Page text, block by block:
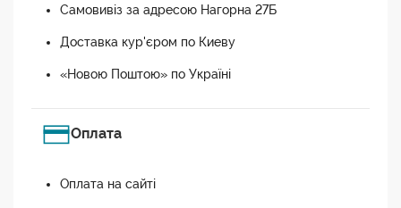
Самовивіз за адресою Нагорна 27Б
Доставка кур'єром по Киеву
«Новою Поштою» по Україні
Оплата
Оплата на сайті